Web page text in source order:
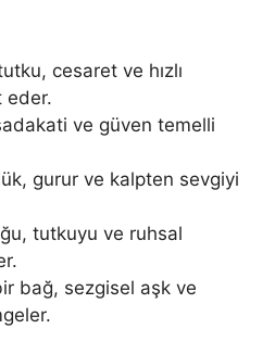
cesaret ve hızlı
eder.
ve güven temelli
gurur ve kalpten sevgiyi
tutkuyu ve ruhsal
bağ, sezgisel aşk ve